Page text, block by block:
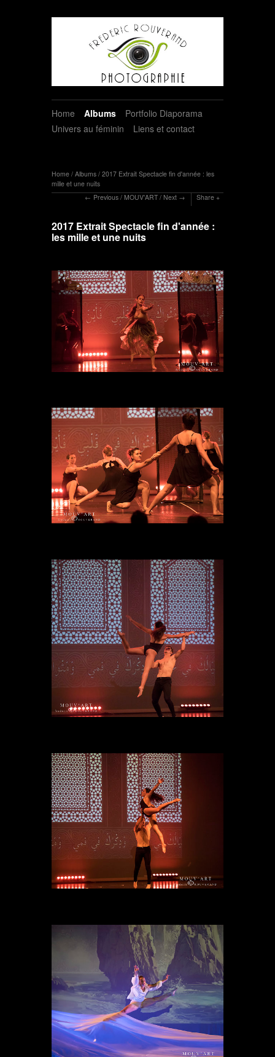
Home Albums
Portfolio Diaporama
Univers au féminin
Liens et contact
Home / Albums / 2017 Extrait Spectacle fin d'année : les
mille et une nuits
Previous / MOUV'ART / Next Share
2017 Extrait Spectacle fin d'année :
les mille et une nuits